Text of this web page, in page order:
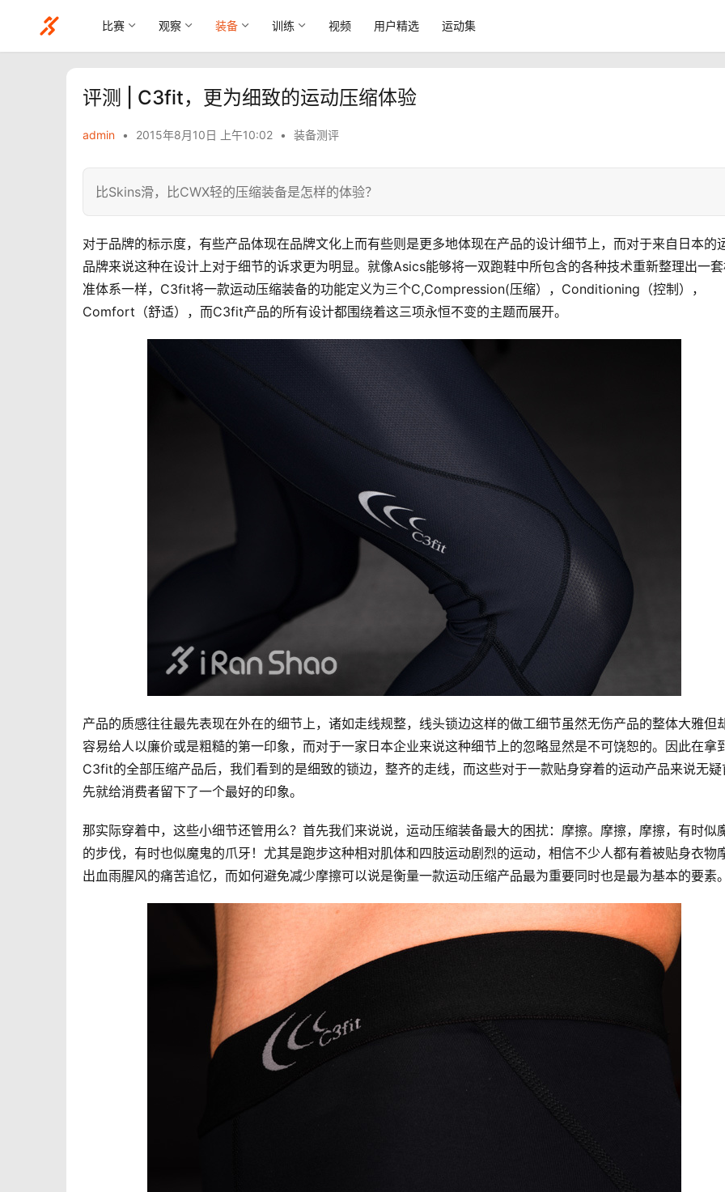
比赛 观察 装备 训练 视频 用户精选 运动集
评测 | C3fit，更为细致的运动压缩体验
admin • 2015年8月10日 上午10:02 • 装备测评
比Skins滑，比CWX轻的压缩装备是怎样的体验？
对于品牌的标示度，有些产品体现在品牌文化上而有些则是更多地体现在产品的设计细节上，而对于来自日本的
品牌来说这种在设计上对于细节的诉求更为明显。就像Asics能够将一双跑鞋中所包含的各种技术重新整理出一
准体系一样，C3fit将一款运动压缩装备的功能定义为三个C,Compression(压缩），Conditioning（控制），
Comfort（舒适），而C3fit产品的所有设计都围绕着这三项永恒不变的主题而展开。
产品的质感往往最先表现在外在的细节上，诸如走线规整，线头锁边这样的做工细节虽然无伤产品的整体大雅但
容易给人以廉价或是粗糙的第一印象，而对于一家日本企业来说这种细节上的忽略显然是不可饶恕的。因此在拿
C3fit的全部压缩产品后，我们看到的是细致的锁边，整齐的走线，而这些对于一款贴身穿着的运动产品来说无疑
先就给消费者留下了一个最好的印象。
那实际穿着中，这些小细节还管用么？首先我们来说说，运动压缩装备最大的困扰：摩擦。摩擦，摩擦，有时似
的步伐，有时也似魔鬼的爪牙！尤其是跑步这种相对肌体和四肢运动剧烈的运动，相信不少人都有着被贴身衣物
出血雨腥风的痛苦追忆，而如何避免减少摩擦可以说是衡量一款运动压缩产品最为重要同时也是最为基本的要素